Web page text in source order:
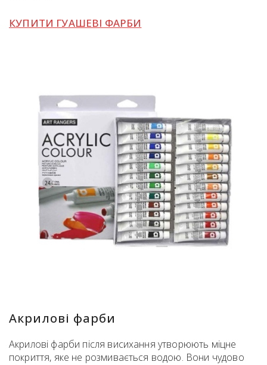
КУПИТИ ГУАШЕВІ ФАРБИ
Акрилові фарби
Акрилові фарби після висихання утворюють міцне
покриття, яке не розмивається водою. Вони чудово